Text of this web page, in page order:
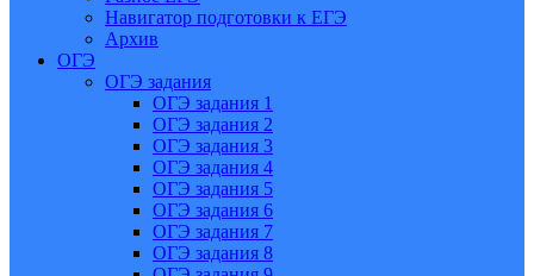
Навигатор подготовки к ЕГЭ
Архив
ОГЭ
ОГЭ задания
ОГЭ задания 1
ОГЭ задания 2
ОГЭ задания 3
ОГЭ задания 4
ОГЭ задания 5
ОГЭ задания 6
ОГЭ задания 7
ОГЭ задания 8